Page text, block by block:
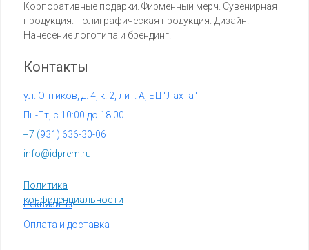
Корпоративные подарки. Фирменный мерч. Сувенирная
продукция. Полиграфическая продукция. Дизайн.
Нанесение логотипа и брендинг.
info@idprem.ru
Контакты
Политика
конфиденциальности
+7 (931) 636-30-06
Реквизиты
ул. Оптиков, д. 4, к. 2, лит. А, БЦ "Лахта"
Оплата и доставка
Пн-Пт, с 10:00 до 18:00